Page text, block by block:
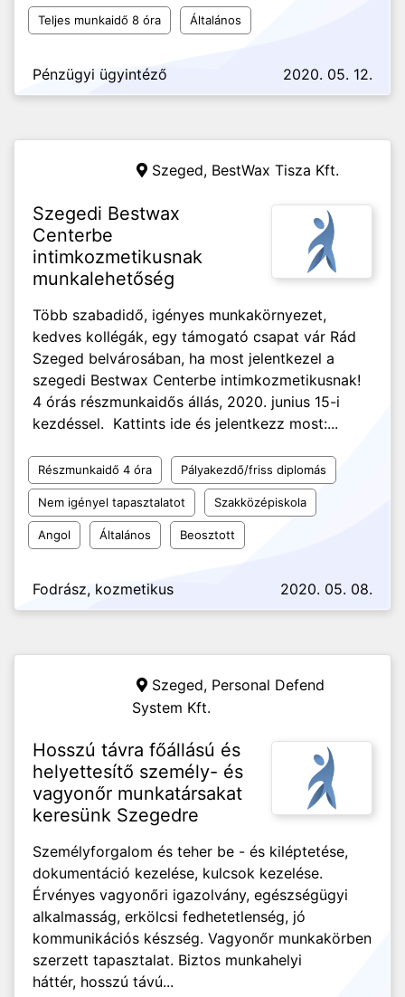
Teljes munkaidő 8 óra Általános
Pénzügyi ügyintéző 2020. 05. 12.
Szeged, BestWax Tisza Kft.
Szegedi Bestwax
Centerbe
intimkozmetikusnak
munkalehetőség
Több szabadidő, igényes munkakörnyezet,
kedves kollégák, egy támogató csapat vár Rád
Szeged belvárosában, ha most jelentkezel a
szegedi Bestwax Centerbe intimkozmetikusnak! ️
4 órás részmunkaidős állás, 2020. junius 15-i
kezdéssel. ️ Kattints ide és jelentkezz most:...
Részmunkaidő 4 óra Pályakezdő/friss diplomás
Nem igényel tapasztalatot Szakközépiskola
Angol Általános Beosztott
Fodrász, kozmetikus 2020. 05. 08.
Szeged, Personal Defend
System Kft.
Hosszú távra főállású és
helyettesítő személy- és
vagyonőr munkatársakat
keresünk Szegedre
Személyforgalom és teher be - és kiléptetése,
dokumentáció kezelése, kulcsok kezelése.
Érvényes vagyonőri igazolvány, egészségügyi
alkalmasság, erkölcsi fedhetetlenség, jó
kommunikációs készség. Vagyonőr munkakörben
szerzett tapasztalat. Biztos munkahelyi
háttér, hosszú távú...